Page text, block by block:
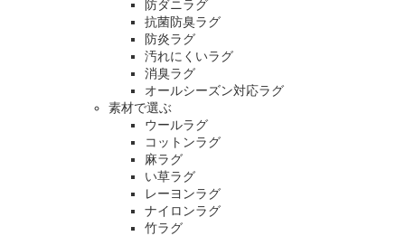
防ダニラグ
抗菌防臭ラグ
防炎ラグ
汚れにくいラグ
消臭ラグ
オールシーズン対応ラグ
素材で選ぶ
ウールラグ
コットンラグ
麻ラグ
い草ラグ
レーヨンラグ
ナイロンラグ
竹ラグ